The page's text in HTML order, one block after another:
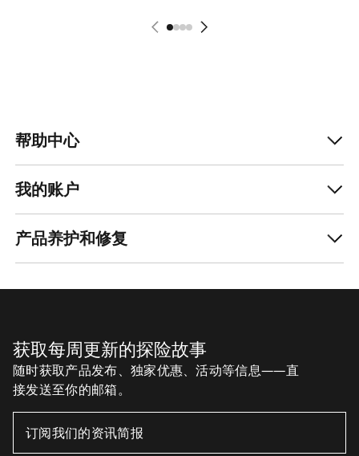
帮助中心
我的账户
产品养护和修复
获取每周更新的探险故事
随时获取产品发布、独家优惠、活动等信息——直
接发送至你的邮箱。